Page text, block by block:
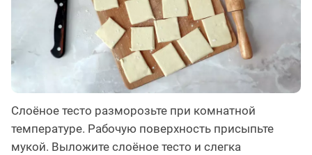
Слоёное тесто разморозьте при комнатной
температуре. Рабочую поверхность присыпьте
мукой. Выложите слоёное тесто и слегка